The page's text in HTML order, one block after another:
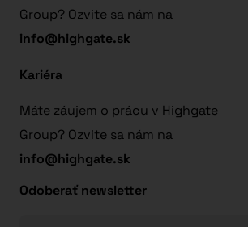
Group? Ozvite sa nám na
info@highgate.sk
Kariéra
Máte záujem o prácu v Highgate
Group? Ozvite sa nám na
info@highgate.sk
Odoberať newsletter